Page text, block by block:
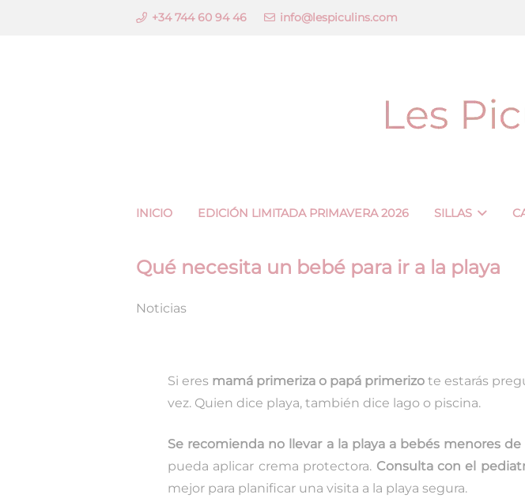
+34 744 60 94 46 info@lespiculins.com
INICIO EDICIÓN LIMITADA PRIMAVERA 2026 SILLAS
Qué necesita un bebé para ir a la playa
Noticias
Si eres mamá primeriza o papá primerizo te estarás
vez. Quien dice playa, también dice lago o piscina.
Se recomienda no llevar a la playa a bebés menores de
pueda aplicar crema protectora. Consulta con el
mejor para planificar una visita a la playa segura.